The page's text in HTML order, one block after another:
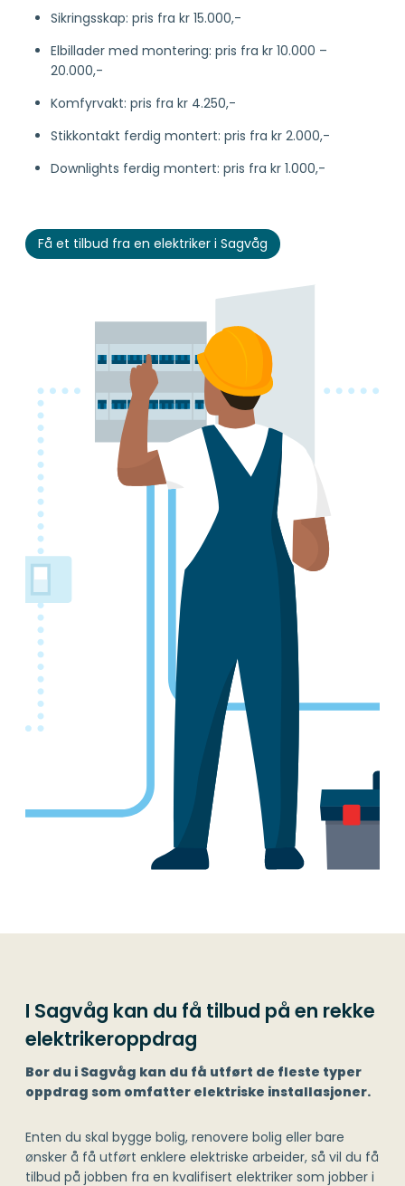
Sikringsskap: pris fra kr 15.000,-
Elbillader med montering: pris fra kr 10.000 –
20.000,-
Komfyrvakt: pris fra kr 4.250,-
Stikkontakt ferdig montert: pris fra kr 2.000,-
Downlights ferdig montert: pris fra kr 1.000,-
Få et tilbud fra en elektriker i Sagvåg
I Sagvåg kan du få tilbud på en rekke
elektrikeroppdrag
Bor du i Sagvåg kan du få utført de fleste typer
oppdrag som omfatter elektriske installasjoner.
Enten du skal bygge bolig, renovere bolig eller bare
ønsker å få utført enklere elektriske arbeider, så vil du få
tilbud på jobben fra en kvalifisert elektriker som jobber i